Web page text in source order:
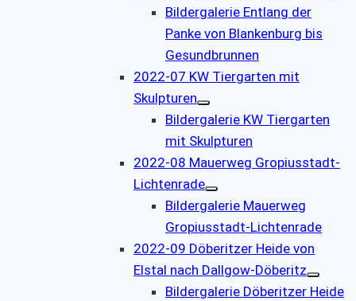
Bildergalerie Entlang der
Panke von Blankenburg bis
Gesundbrunnen
2022-07 KW Tiergarten mit
Skulpturen
Bildergalerie KW Tiergarten
mit Skulpturen
2022-08 Mauerweg Gropiusstadt-
Lichtenrade
Bildergalerie Mauerweg
Gropiusstadt-Lichtenrade
2022-09 Döberitzer Heide von
Elstal nach Dallgow-Döberitz
Bildergalerie Döberitzer Heide